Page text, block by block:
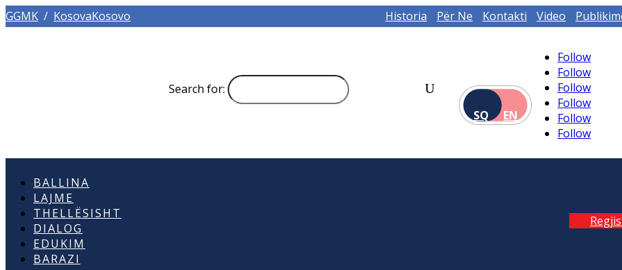
GGMK / KosovaKosovo Historia Për Ne Kontakti Video
Search for:
SQ
EN
Follow
Follow
Follow
Follow
Follow
Follow
BALLINA
LAJME
THELLËSISHT
DIALOG
EDUKIM
BARAZI